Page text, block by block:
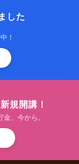
した
！
規開講！
、今から。